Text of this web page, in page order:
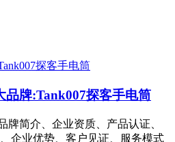
品牌:Tank007探客手电筒
牌简介、企业资质、产品认证、
企业优势、客户见证、服务模式